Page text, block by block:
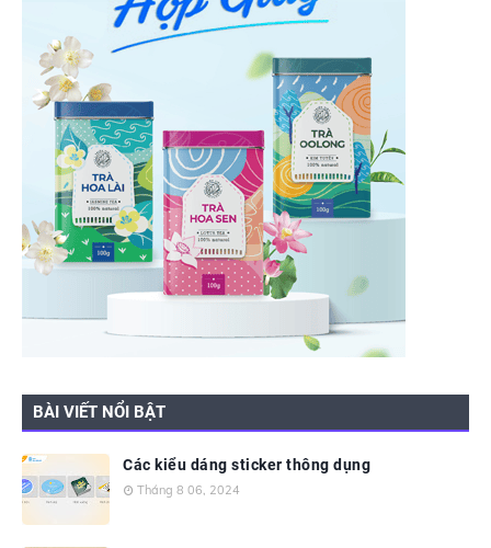
BÀI VIẾT NỔI BẬT
Các kiểu dáng sticker thông dụng
Tháng 8 06, 2024